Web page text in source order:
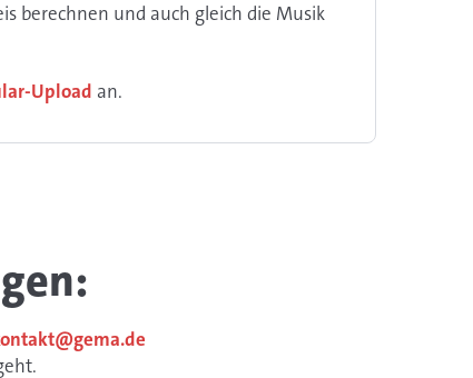
berechnen und auch gleich die Musik
Upload an.